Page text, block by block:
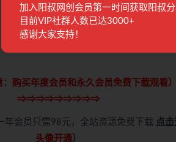
购买年度会员和永久会员免费下载
⇒⇒⇒⇒⇒⇒⇒⇒⇒
年会员只需98元，全站资源免费下载 点
头像开通）
加入阳叔网创会员第一时间获取阳叔分
目前VIP社群人数已达3000+
感谢大家支持！